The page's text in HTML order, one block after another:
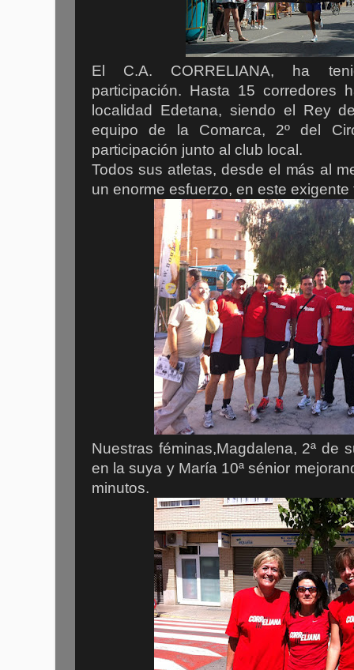
El C.A. CORRELIANA, ha
participación. Hasta 15 corredores
localidad Edetana, siendo el Rey
equipo de la Comarca, 2º del
participación junto al club local.
Todos sus atletas, desde el más al
un enorme esfuerzo, en este exigente
Nuestras féminas,Magdalena, 2ª de
en la suya y María 10ª sénior
minutos.